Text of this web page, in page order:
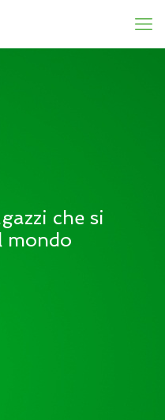
che si
mondo